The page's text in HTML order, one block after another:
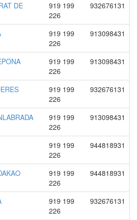
DE
919 199
226
932676131
919 199
226
913098431
919 199
226
913098431
919 199
226
932676131
919 199
226
913098431
919 199
226
944818931
919 199
226
944818931
919 199
226
932676131